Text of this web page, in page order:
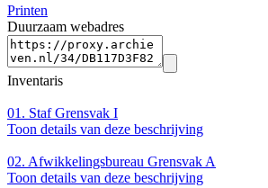
Printen
Duurzaam webadres
Inventaris
01. Staf Grensvak I
Toon details van deze beschrijving
02. Afwikkelingsbureau Grensvak A
Toon details van deze beschrijving